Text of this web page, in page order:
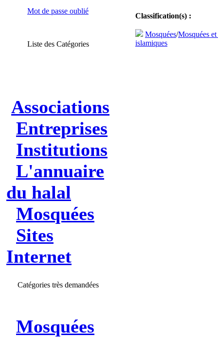
Mot de passe oublié
Liste des Catégories
Associations
Entreprises
Institutions
L'annuaire
du halal
Mosquées
Sites
Internet
Catégories très demandées
Mosquées
Classification(s) :
Mosquées/Mosquées
islamiques